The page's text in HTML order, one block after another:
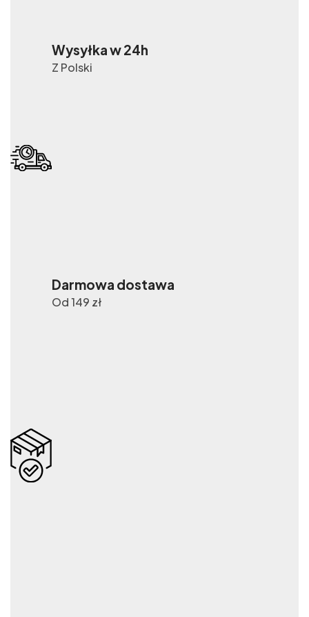
Wysyłka w 24h
Z Polski
Darmowa dostawa
Od 149 zł